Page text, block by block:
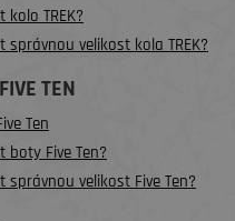
TREK?
správnou velikost kola TREK?
TEN
Ten
boty Five Ten?
správnou velikost Five Ten?